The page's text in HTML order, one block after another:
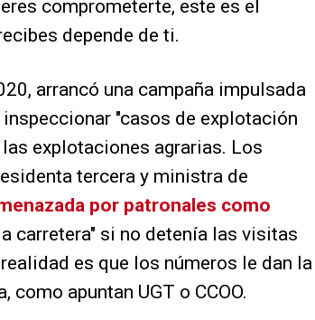
comprometerte, este es el
depende de ti.
arrancó una campaña impulsada
"casos de explotación
explotaciones agrarias. Los
tercera y ministra de
por patronales como
carretera" si no detenía las visitas
es que los números le dan la
apuntan UGT o CCOO.